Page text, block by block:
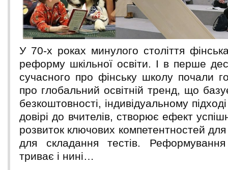
У 70-х роках минулого століття
реформу шкільної освіти. І в перше
сучасного про фінську школу почали
про глобальний освітній тренд, що
безкоштовності, індивідуальному
довірі до вчителів, створює ефект
розвиток ключових компетентностей
для складання тестів. Реформування
триває і нині…